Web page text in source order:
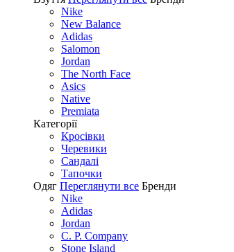
Nike
New Balance
Adidas
Salomon
Jordan
The North Face
Asics
Native
Premiata
Категорії
Кросівки
Черевики
Сандалі
Tапочки
Одяг Переглянути все Бренди
Nike
Adidas
Jordan
C. P. Company
Stone Island